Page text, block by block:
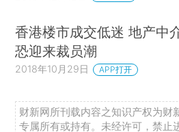
香港楼市成交低迷 地产中
恐迎来裁员潮
2018年10月29日 APP打开
财新网所刊载内容之知识产权为财
专属所有或持有。未经许可，禁止